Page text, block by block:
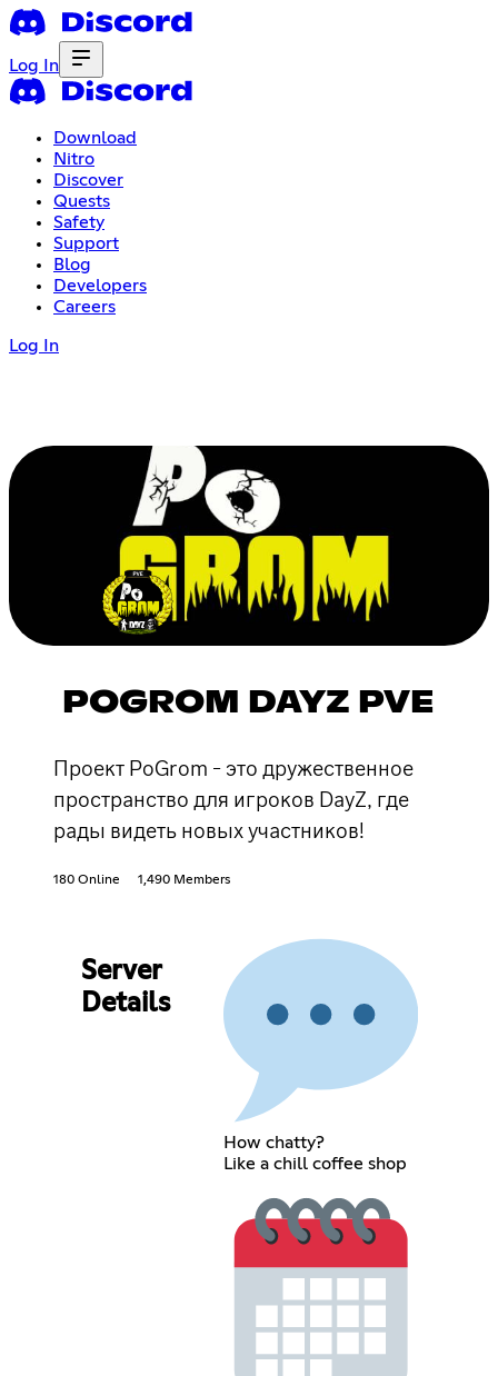
Log In
Download
Nitro
Discover
Quests
Safety
Support
Blog
Developers
Careers
Log In
POGROM DAYZ PVE
Проект PoGrom - это дружественное
пространство для игроков DayZ, где
рады видеть новых участников!
180 Online 1,490 Members
Server
Details
How chatty?
Like a chill coffee shop